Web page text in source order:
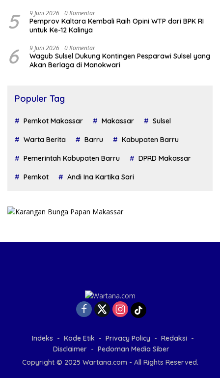
5 9 Juni 2026 0 Komentar
Pemprov Kaltara Kembali Raih Opini WTP dari BPK RI
untuk Ke-12 Kalinya
6 9 Juni 2026 0 Komentar
Wagub Sulsel Dukung Kontingen Pesparawi Sulsel yang
Akan Berlaga di Manokwari
Populer Tag
Pemkot Makassar Makassar Sulsel
Warta Berita Barru Kabupaten Barru
Pemerintah Kabupaten Barru DPRD Makassar
Pemkot Andi Ina Kartika Sari
Indeks Kode Etik Privacy Policy
Redaksi
Disclaimer
Pedoman Media Siber
Copyright © 2025 Wartana.com - All Rights Reserved.